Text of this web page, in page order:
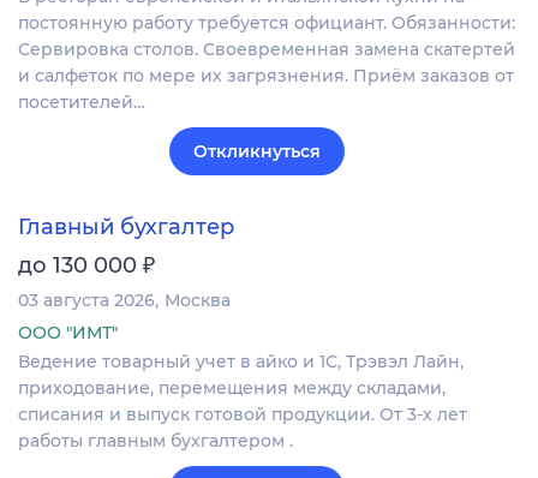
постоянную работу требуется официант. Обязанности:
Сервировка столов. Своевременная замена скатертей
и салфеток по мере их загрязнения. Приём заказов от
посетителей…
Откликнуться
Главный бухгалтер
до 130 000 ₽
03 августа 2026 Москва
ООО "ИМТ"
Ведение товарный учет в айко и 1С, Трэвэл Лайн,
приходование, перемещения между складами,
списания и выпуск готовой продукции. От 3-х лет
работы главным бухгалтером .